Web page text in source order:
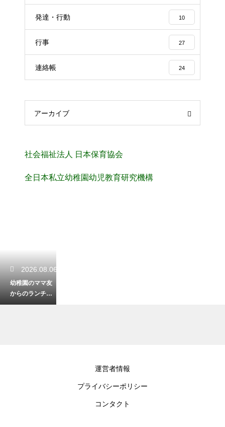
発達・行動 10
行事 27
連絡帳 24
アーカイブ
社会福祉法人 日本保育協会
全日本私立幼稚園幼児教育研究機構
2026.08.06
幼稚園のママ友
からのランチの
上手な断り方！
運営者情報
プライバシーポリシー
コンタクト